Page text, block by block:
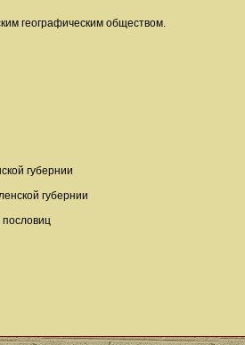
географическим обществом.
губернии
губернии